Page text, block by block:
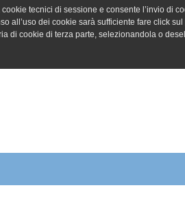
tecnici di sessione e consente l’invio di
all’uso dei cookie sarà sufficiente fare click sul
di cookie di terza parte, selezionandola o